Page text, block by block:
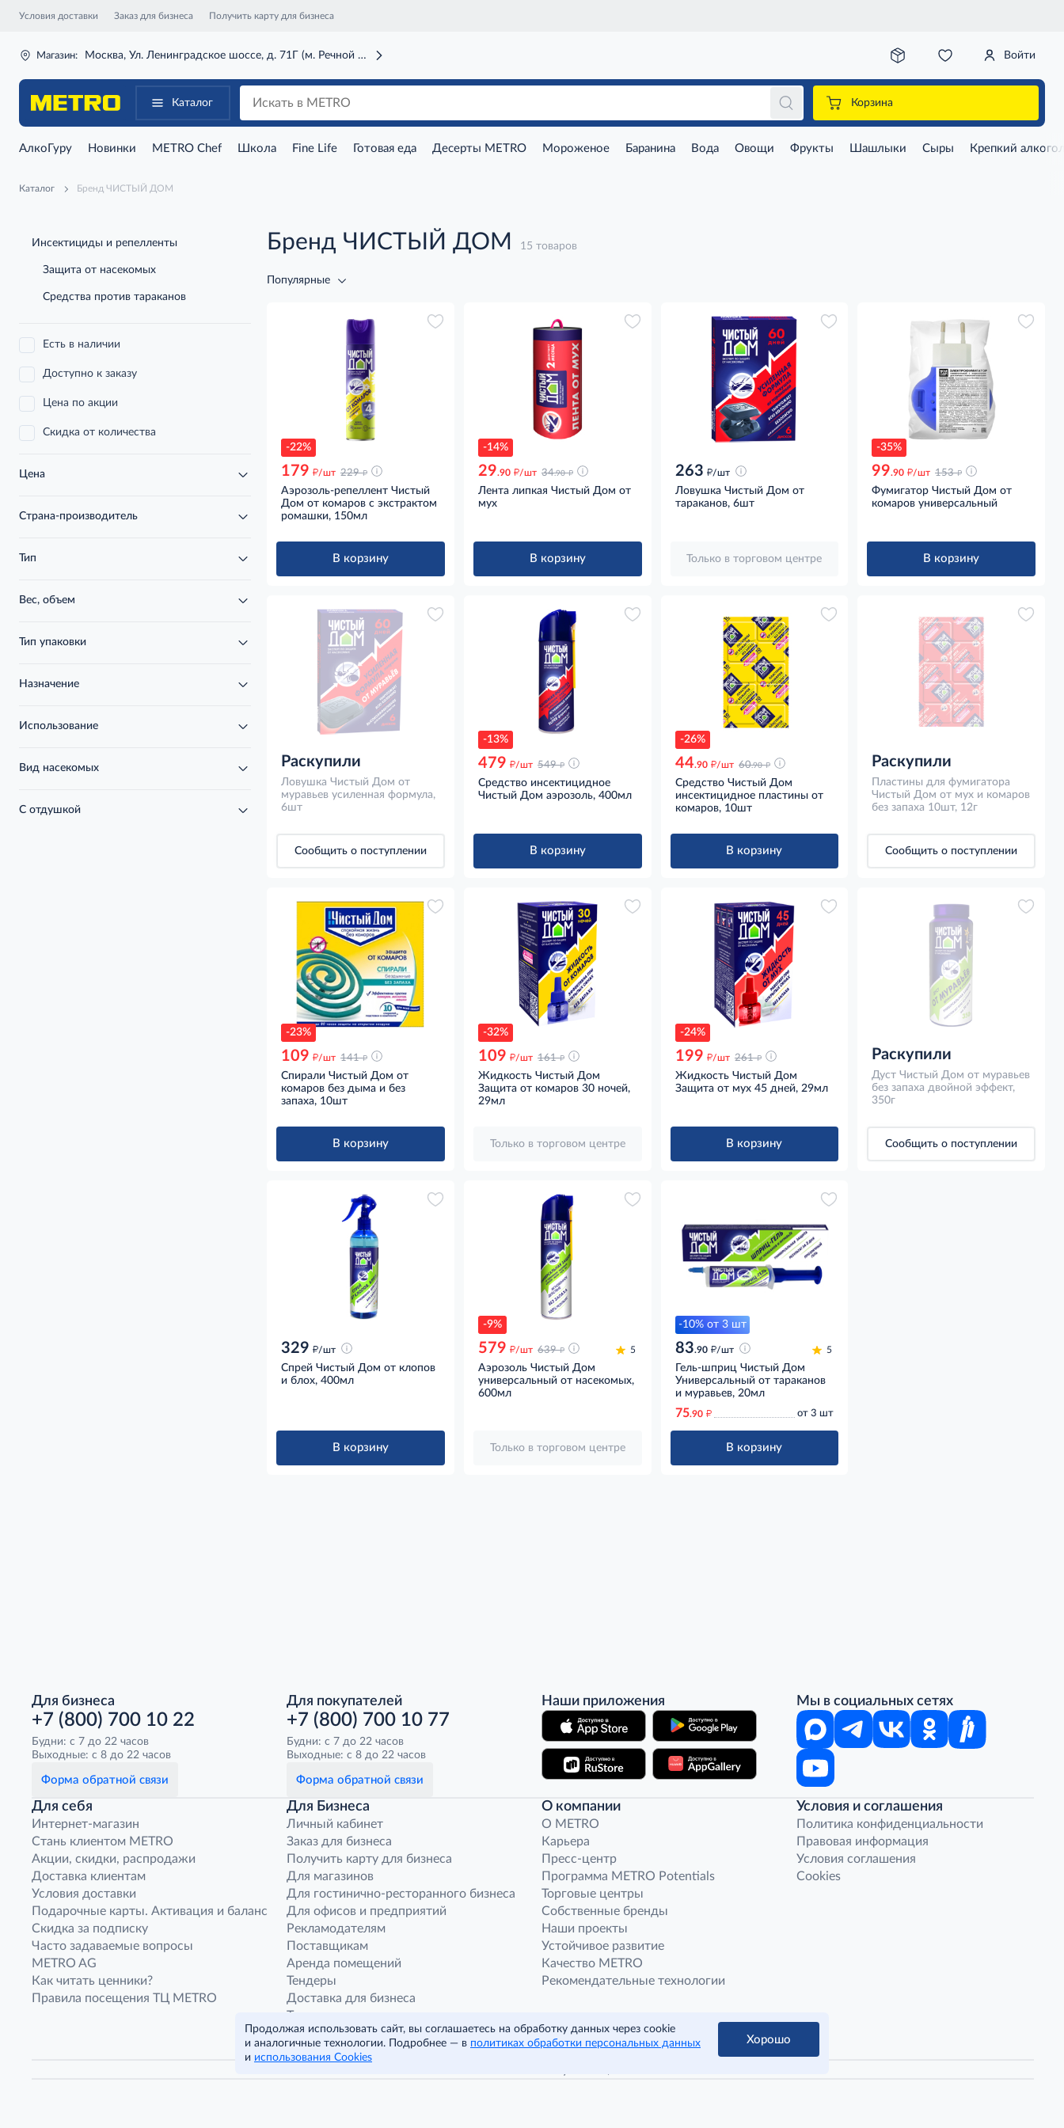
Условия доставки Заказ для бизнеса Получить карту для бизнеса
Магазин: Москва, Ул. Ленинградское шоссе, д. 71Г (м. Речной вокзал) Войти
Каталог Корзина
АлкоГуру Новинки METRO Chef Школа Fine Life Готовая еда Десерты METRO Мороженое Баранина Вода Овощи Фрукты Шашлыки Сыры Крепкий
Каталог Бренд ЧИСТЫЙ ДОМ
Инсектициды и репелленты
Защита от насекомых
Средства против тараканов
Есть в наличии
Доступно к заказу
Цена по акции
Скидка от количества
Цена
Страна-производитель
Тип
Вес, объем
Тип упаковки
Назначение
Использование
Вид насекомых
С отдушкой
Бренд ЧИСТЫЙ ДОМ 15 товаров
Популярные
-22%
179 д/шт 229 д
Аэрозоль-репеллент Чистый
Дом от комаров с экстрактом
ромашки, 150мл
В корзину
-14%
29.90 д/шт 34.90 д
Лента липкая Чистый Дом от
мух
В корзину
263 д/шт
Ловушка Чистый Дом от
тараканов, 6шт
Только в торговом центре
-35%
99.90 д/шт 153 д
Фумигатор Чистый Дом от
комаров универсальный
В корзину
Раскупили
Ловушка Чистый Дом от
муравьев усиленная формула,
6шт
Сообщить о поступлении
-13%
479 д/шт 549 д
Средство инсектицидное
Чистый Дом аэрозоль, 400мл
В корзину
-26%
44.90 д/шт 60.90 д
Средство Чистый Дом
инсектицидное пластины от
комаров, 10шт
В корзину
Раскупили
Пластины для фумигатора
Чистый Дом от мух и комаров
без запаха 10шт, 12г
Сообщить о поступлении
-23%
109 д/шт 141 д
Спирали Чистый Дом от
комаров без дыма и без
запаха, 10шт
В корзину
-32%
109 д/шт 161 д
Жидкость Чистый Дом
Защита от комаров 30 ночей,
29мл
Только в торговом центре
-24%
199 д/шт 261 д
Жидкость Чистый Дом
Защита от мух 45 дней, 29мл
В корзину
Раскупили
Дуст Чистый Дом от муравьев
без запаха двойной эффект,
350г
Сообщить о поступлении
329 д/шт
Спрей Чистый Дом от клопов
и блох, 400мл
В корзину
-9%
579 д/шт 639 д 5
Аэрозоль Чистый Дом
универсальный от насекомых,
600мл
Только в торговом центре
-10% от 3 шт
83.90 д/шт 5
Гель-шприц Чистый Дом
Универсальный от тараканов
и муравьев, 20мл
75.90 д от 3 шт
В корзину
Для бизнеса
+7 (800) 700 10 22
Будни: с 7 до 22 часов
Выходные: с 8 до 22 часов
Форма обратной связи
Для покупателей
+7 (800) 700 10 77
Будни: с 7 до 22 часов
Выходные: с 8 до 22 часов
Форма обратной связи
Наши приложения Мы в социальных сетях
Для себя
Интернет-магазин
Стань клиентом METRO
Акции, скидки, распродажи
Доставка клиентам
Условия доставки
Подарочные карты. Активация и баланс
Скидка за подписку
Часто задаваемые вопросы
METRO AG
Как читать ценники?
Правила посещения ТЦ METRO
Для Бизнеса
Личный кабинет
Заказ для бизнеса
Получить карту для бизнеса
Для магазинов
Для гостинично-ресторанного бизнеса
Для офисов и предприятий
Рекламодателям
Поставщикам
Аренда помещений
Тендеры
Доставка для бизнеса
Транспортным компаниям
Франшиза магазина «Фасоль»
Нарушения корпоративных норм
О компании
O METRO
Карьера
Пресс-центр
Программа METRO Potentials
Торговые центры
Собственные бренды
Наши проекты
Устойчивое развитие
Качество METRO
Рекомендательные технологии
Условия и соглашения
Политика конфиденциальности
Правовая информация
Условия соглашения
Cookies
Продолжая использовать сайт, вы соглашаетесь на обработку данных через cookie
и аналогичные технологии. Подробнее — в политиках обработки персональных данных
и использования Cookies
Хорошо